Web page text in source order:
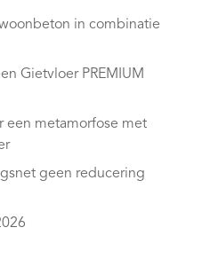
in combinatie
Gietvloer PREMIUM
een metamorfose met
geen reducering